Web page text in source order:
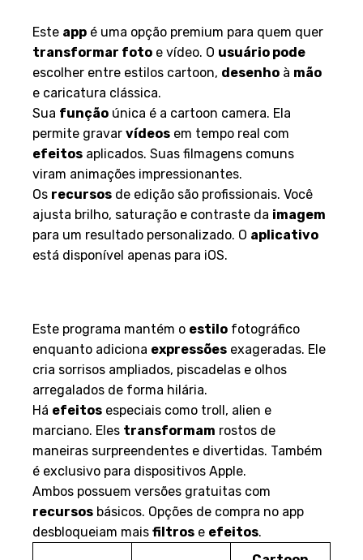
Este app é uma opção premium para quem quer
transformar foto e vídeo. O usuário pode
escolher entre estilos cartoon, desenho à mão
e caricatura clássica.
Sua função única é a cartoon camera. Ela
permite gravar vídeos em tempo real com
efeitos aplicados. Suas filmagens comuns
viram animações impressionantes.
Os recursos de edição são profissionais. Você
ajusta brilho, saturação e contraste da imagem
para um resultado personalizado. O aplicativo
está disponível apenas para iOS.
Este programa mantém o estilo fotográfico
enquanto adiciona expressões exageradas. Ele
cria sorrisos ampliados, piscadelas e olhos
arregalados de forma hilária.
Há efeitos especiais como troll, alien e
marciano. Eles transformam rostos de
maneiras surpreendentes e divertidas. Também
é exclusivo para dispositivos Apple.
Ambos possuem versões gratuitas com
recursos básicos. Opções de compra no app
desbloqueiam mais filtros e efeitos.